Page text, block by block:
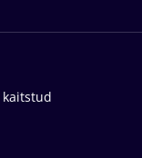
kaitstud